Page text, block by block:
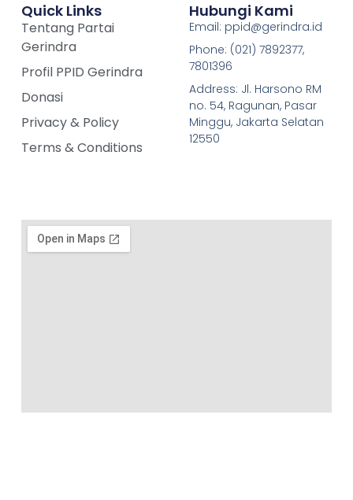
Quick Links
Tentang Partai
Gerindra
Profil PPID Gerindra
Donasi
Privacy & Policy
Terms & Conditions
Hubungi Kami
Email: ppid@gerindra.id
Phone: (021) 7892377,
7801396
Address: Jl. Harsono RM
no. 54, Ragunan, Pasar
Minggu, Jakarta Selatan
12550